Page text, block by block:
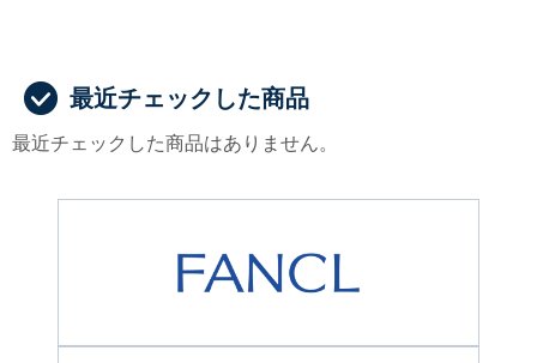
最近チェックした商品
最近チェックした商品はありません。